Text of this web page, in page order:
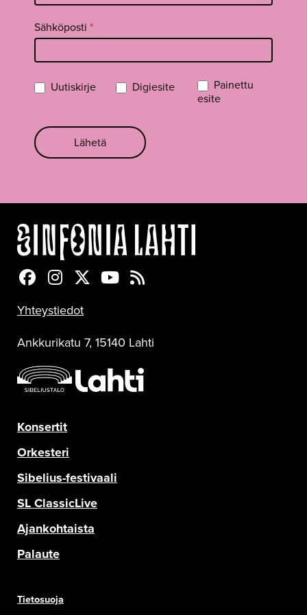
Sähköposti *
Uutiskirje Digiesite
Painettu
esite
Lähetä
Sinfonia Lahti Facebookissa
Sinfonia Lahti Instagramissa
Sinfonia Lahti Twitterissä
Sinfonia Lahti YouTubessa
Sinfonia Lahti RSS-feed
Yhteystiedot
Ankkurikatu 7, 15140 Lahti
Konsertit
Orkesteri
Sibelius-festivaali
SL ClassicLive
Ajankohtaista
Palaute
Tietosuoja